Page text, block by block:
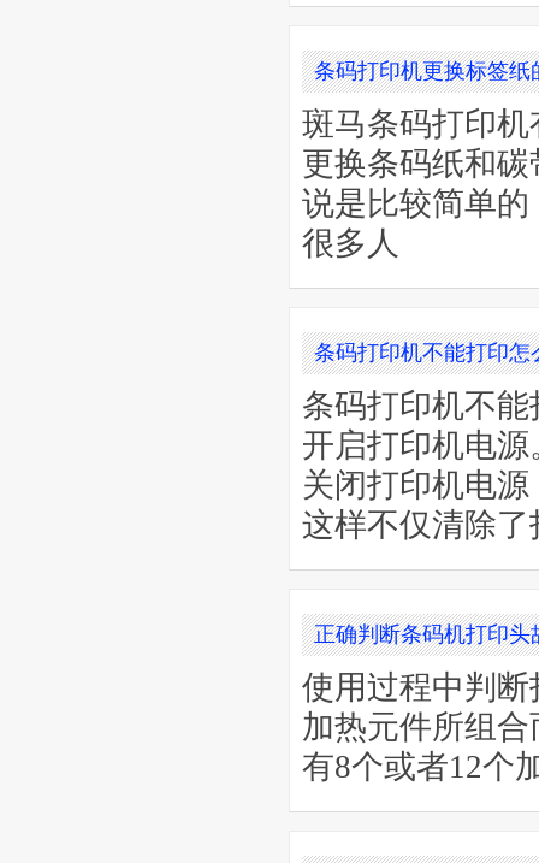
条码打印机更换标签纸
斑马条码打印
更换条码纸和
说是比较简单
很多人
条码打印机不能打印怎
条码打印机不
开启打印机电源
关闭打印机电
这样不仅清除
正确判断条码机打印头
使用过程中判
加热元件所组
有8个或者12个